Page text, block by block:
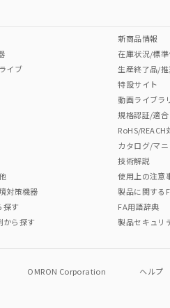
Hg
含有の記載がされた商品であって
な際は、弊社営業部門もしくは販
イブ
対策機器
探す
から探す
新商品情報
在庫状況/標
生産終了品/
特設サイト
動画ライブラ
規格認証/適合
RoHS/REACH
カタログ/マ
技術解説
使用上の注意
製品に関する
FA用語辞典
製品セキュリ
OMRON Corporation ヘルプ